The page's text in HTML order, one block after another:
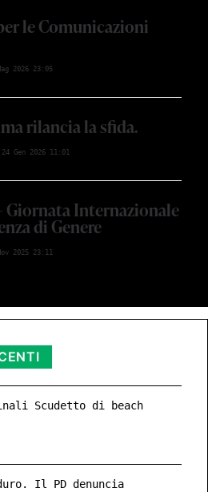
le Comunicazioni
2026 23:05
rilancia la sfida.
24 Gen 2026 11:01
Giornata Internazionale
di Genere
2025 23:11
Scudetto di beach
Il PD denuncia